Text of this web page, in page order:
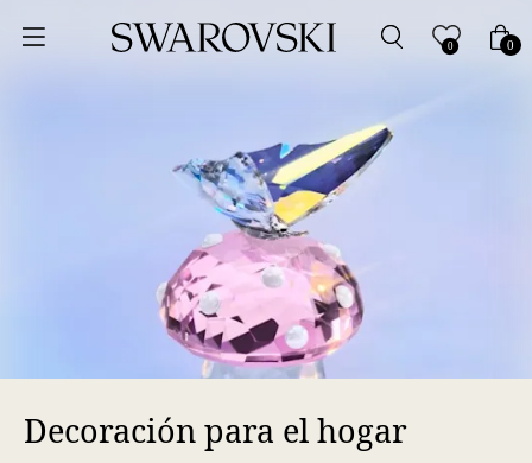
0 0
Decoración para el hogar
Ordenar por
Precio más alto
Fecha de lanzamiento